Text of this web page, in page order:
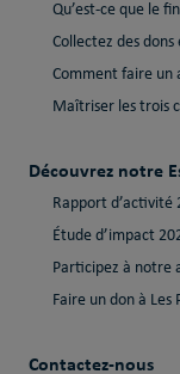
Qu’est-ce que le
Collectez des
Comment faire un
Maîtriser les trois
Découvrez notre
Rapport d’activité
Étude d’impact
Participez à notre
Faire un don à Les
Contactez-nous